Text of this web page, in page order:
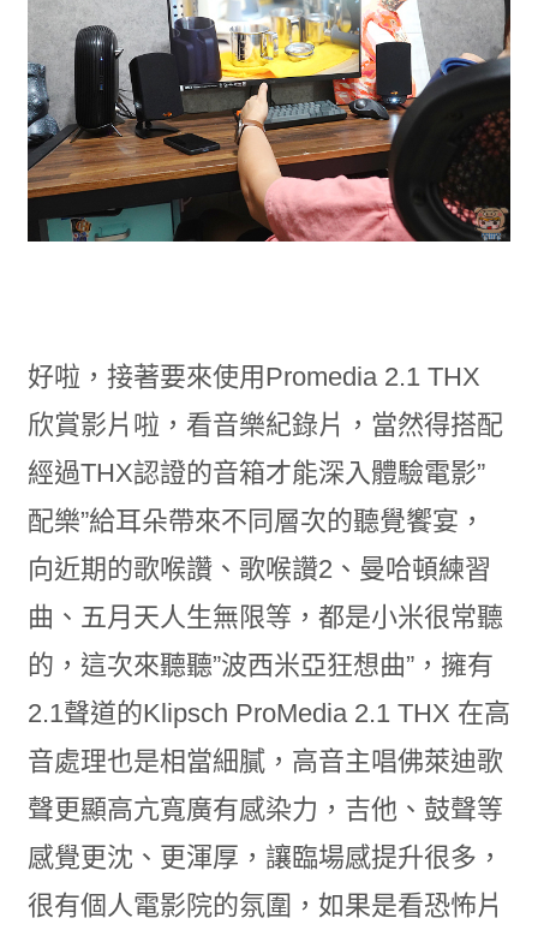
好啦，接著要來使用Promedia 2.1 THX
欣賞影片啦，看音樂紀錄片，當然得搭配
經過THX認證的音箱才能深入體驗電影”
配樂”給耳朵帶來不同層次的聽覺饗宴，
向近期的歌喉讚、歌喉讚2、曼哈頓練習
曲、五月天人生無限等，都是小米很常聽
的，這次來聽聽”波西米亞狂想曲”，擁有
2.1聲道的Klipsch ProMedia 2.1 THX 在高
音處理也是相當細膩，高音主唱佛萊迪歌
聲更顯高亢寬廣有感染力，吉他、鼓聲等
感覺更沈、更渾厚，讓臨場感提升很多，
很有個人電影院的氛圍，如果是看恐怖片